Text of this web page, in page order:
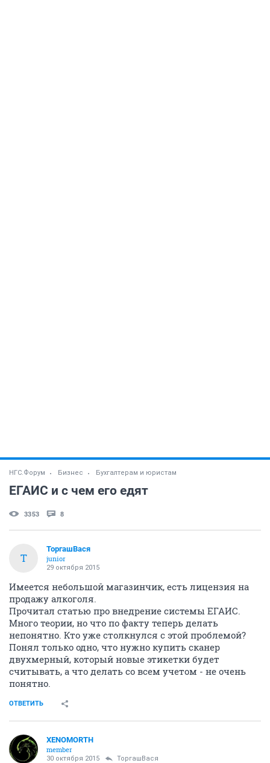
НГС.Форум Бизнес Бухгалтерам и юристам
ЕГАИС и с чем его едят
3353 8
Т
ТоргашВася
junior
29 октября 2015
Имеется небольшой магазинчик, есть лицензия на
продажу алкоголя.
Прочитал статью про внедрение системы ЕГАИС.
Много теории, но что по факту теперь делать
непонятно. Кто уже столкнулся с этой проблемой?
Понял только одно, что нужно купить сканер
двухмерный, который новые этикетки будет
считывать, а что делать со всем учетом - не очень
понятно.
ОТВЕТИТЬ
XENOMORTH
member
30 октября 2015 ТоргашВася